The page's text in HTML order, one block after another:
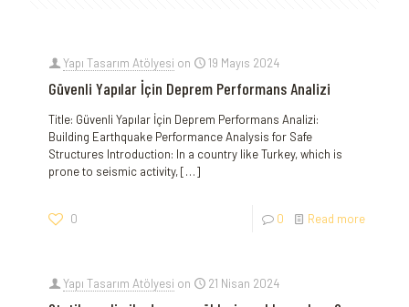
Yapı Tasarım Atölyesi on 19 Mayıs 2024
Güvenli Yapılar İçin Deprem Performans Analizi
Title: Güvenli Yapılar İçin Deprem Performans Analizi:
Building Earthquake‌ Performance Analysis for ⁤Safe
Structures Introduction: In a country like Turkey, which is
⁤prone to seismic activity,⁣[…]
0 0 Read more
Yapı Tasarım Atölyesi on 21 Nisan 2024